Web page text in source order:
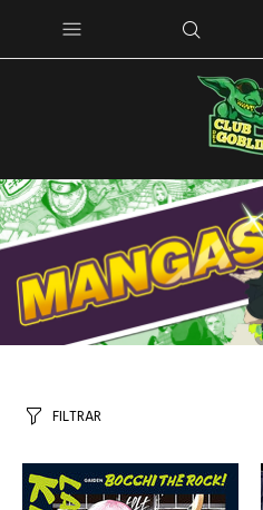
FILTRAR